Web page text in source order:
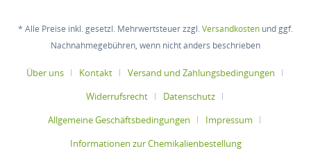
* Alle Preise inkl. gesetzl. Mehrwertsteuer zzgl.Versandkosten und ggf.
Nachnahmegebühren, wenn nicht anders beschrieben
Über uns Kontakt
Versand und Zahlungsbedingungen
Widerrufsrecht
Datenschutz
Allgemeine Geschäftsbedingungen
Impressum
Informationen zur Chemikalienbestellung